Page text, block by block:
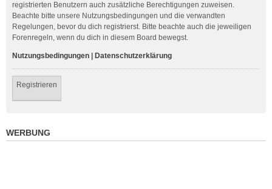
registrierten Benutzern auch zusätzliche Berechtigungen zuweisen.
Beachte bitte unsere Nutzungsbedingungen und die verwandten
Regelungen, bevor du dich registrierst. Bitte beachte auch die jeweiligen
Forenregeln, wenn du dich in diesem Board bewegst.
Nutzungsbedingungen Datenschutzerklärung
Registrieren
WERBUNG